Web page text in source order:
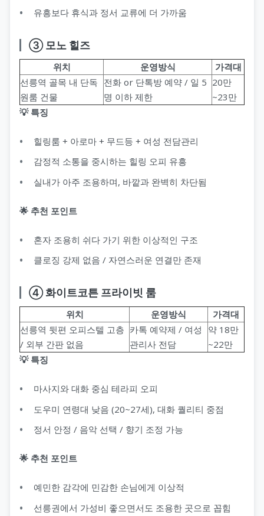
유흥보다 휴식과 정서 교류에 더 가까움
③ 모노 힐즈
위치 운영방식
가격대
선릉역 골목 내 단독
원룸 건물
전화 or 단톡방 예약 / 일 5
명 이하 제한
20만
~23만
💡 특징
힐링룸 + 아로마 + 무드등 + 여성 전담관리
감정적 소통을 중시하는 힐링 오피 유흥
실내가 아주 조용하며, 바깥과 완벽히 차단됨
🌟 추천 포인트
혼자 조용히 쉬다 가기 위한 이상적인 구조
클로징 강제 없음 / 자연스러운 연결만 존재
④ 화이트코튼 프라이빗 룸
위치 운영방식
가격대
선릉역 뒷편 오피스텔 고층
/ 외부 간판 없음
카톡 예약제 / 여성
관리사 전담
약 18만
~22만
💡 특징
마사지와 대화 중심 테라피 오피
도우미 연령대 낮음 (20~27세), 대화 퀄리티 중점
정서 안정 / 음악 선택 / 향기 조정 가능
🌟 추천 포인트
예민한 감각에 민감한 손님에게 이상적
선릉권에서 가성비 좋으면서도 조용한 곳으로 꼽힘